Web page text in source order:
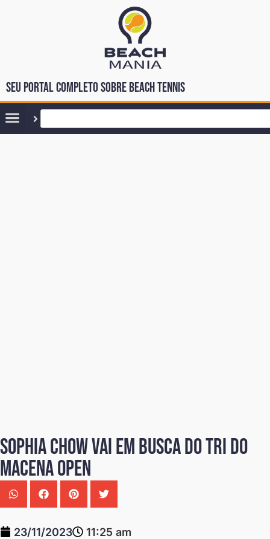
Seu portal completo sobre Beach Tennis
Sophia Chow vai em busca do tri do
Macena Open
23/11/2023 11:25 am